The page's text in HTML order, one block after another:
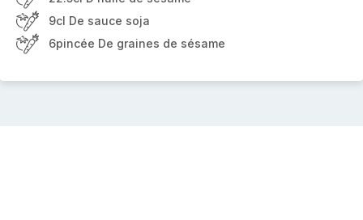
9cl De sauce soja
6pincée De graines de sésame